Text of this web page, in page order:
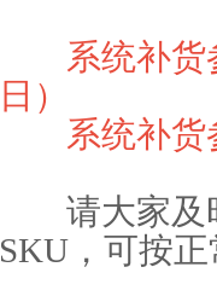
系统补
日）
系统补货
请大家及时
SKU，可按